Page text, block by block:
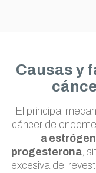
Causas y
El principal
cáncer de
a
progesterona,
excesiva del